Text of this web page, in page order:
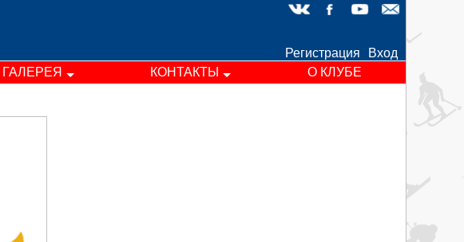
Регистрация
Вход
ГАЛЕРЕЯ КОНТАКТЫ О КЛУБЕ